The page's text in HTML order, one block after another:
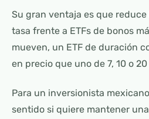
Su gran ventaja es que
tasa frente a ETFs de bonos
mueven, un ETF de duración
en precio que uno de 7, 10 o 20
Para un inversionista
sentido si quiere mantener